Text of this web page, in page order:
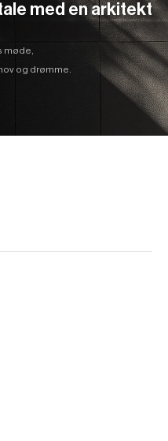
med en arkitekt
møde,
og drømme.